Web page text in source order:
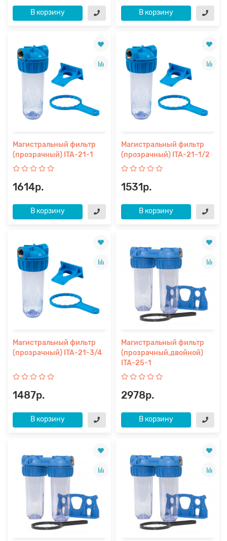
В корзину В корзину
Магистральный фильтр
(прозрачный) ITA-21-1
1614р.
В корзину
Магистральный фильтр
(прозрачный) ITA-21-1/2
1531р.
В корзину
Магистральный фильтр
(прозрачный) ITA-21-3/4
1487р.
В корзину
Магистральный фильтр
(прозрачный,двойной)
ITA-25-1
2978р.
В корзину